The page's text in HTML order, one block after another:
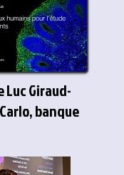
Giraud-
banque